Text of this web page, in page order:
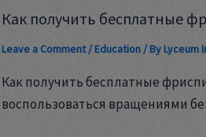
Как получить бесплатные
Leave a Comment/Education/ ByLyceum
Как получить бесплатные
воспользоваться вращениями